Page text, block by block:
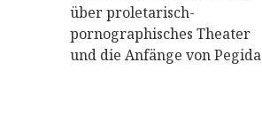
über proletarisch-
pornographisches Theater
und die Anfänge von Pegida